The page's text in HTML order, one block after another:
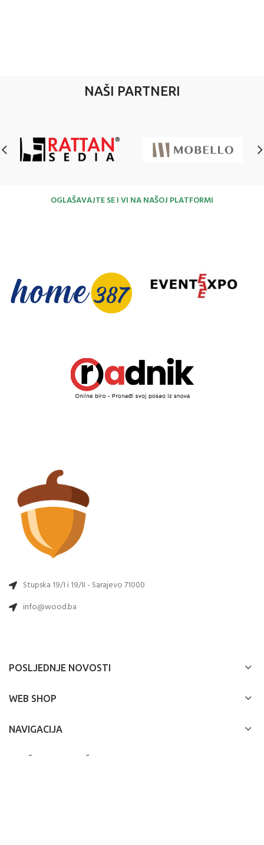
NAŠI PARTNERI
OGLAŠAVAJTE SE I VI NA NAŠOJ PLATFORMI
Stupska 19/I i 19/II - Sarajevo 71000
info@wood.ba
POSLJEDNJE NOVOSTI
WEB SHOP
NAVIGACIJA